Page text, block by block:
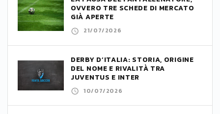
OVVERO TRE SCHEDE DI MERCATO
GIÀ APERTE
21/07/2026
DERBY D’ITALIA: STORIA, ORIGINE
DEL NOME E RIVALITÀ TRA
JUVENTUS E INTER
10/07/2026